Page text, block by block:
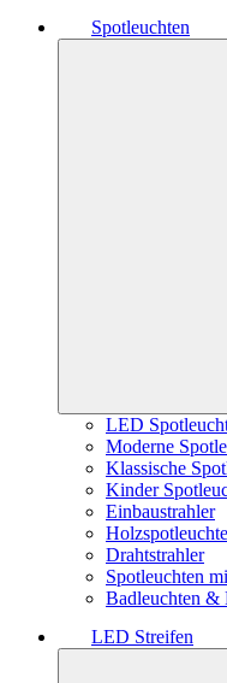
Spotleuchten
LED
Moderne
Klassische
Kinder
Einbaustrahler
Drahtstrahler
Spotleuchten
Badleuchten &
LED Streifen